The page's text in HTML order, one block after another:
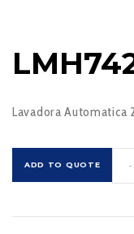
Lavadora Automatica
ADD TO QUOTE -